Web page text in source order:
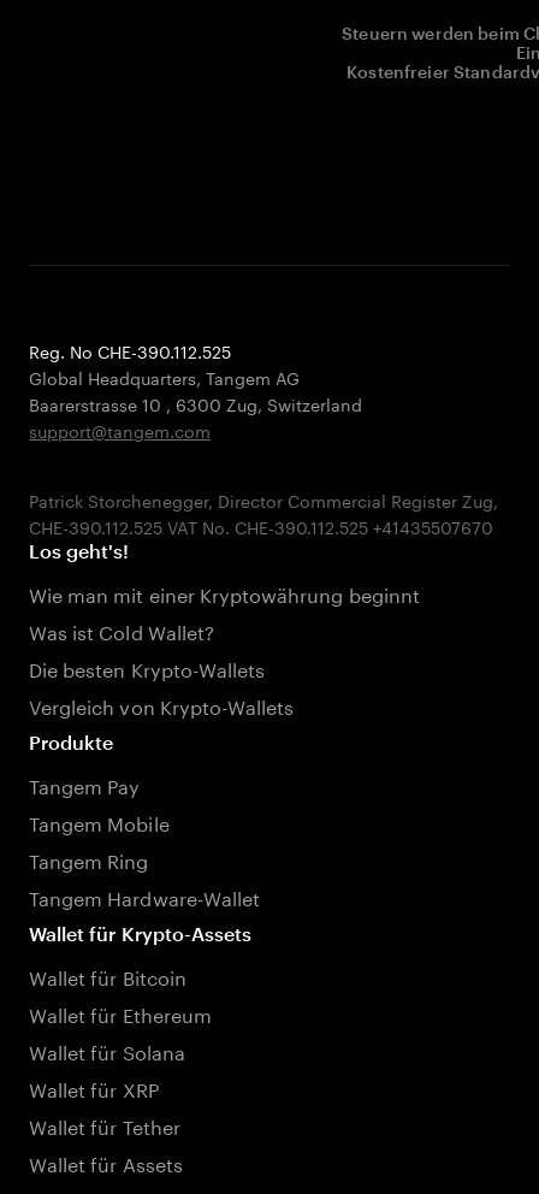
Steuern werden beim
Kostenfreier
Reg. No CHE-390.112.525
Global Headquarters, Tangem AG
Baarerstrasse 10 , 6300 Zug, Switzerland
support@tangem.com
Patrick Storchenegger, Director Commercial Register Zug,
Los geht's!
Wie man mit einer Kryptowährung beginnt
Was ist Cold Wallet?
Die besten Krypto-Wallets
Vergleich von Krypto-Wallets
Produkte
Tangem Pay
Tangem Mobile
Tangem Ring
Tangem Hardware-Wallet
Wallet für Krypto-Assets
Wallet für Bitcoin
Wallet für Ethereum
Wallet für Solana
Wallet für XRP
Wallet für Tether
Wallet für Assets